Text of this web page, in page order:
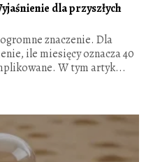
dla przyszłych
znaczenie. Dla
ile miesięcy oznacza 40
W tym artyk...